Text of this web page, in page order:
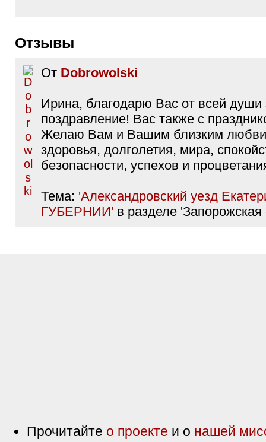
Отзывы
От Dobrowolski
Ирина, благодарю Вас от всей души
поздравление! Вас также с
Желаю Вам и Вашим близким любви,
здоровья, долголетия, мира,
безопасности, успехов и
Тема: 'Александровский уезд
ГУБЕРНИИ' в разделе 'Запорожская
Прочитайте о проекте и о нашей